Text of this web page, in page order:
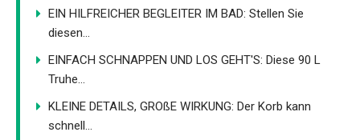
EIN HILFREICHER BEGLEITER IM BAD: Stellen Sie
diesen...
EINFACH SCHNAPPEN UND LOS GEHT'S: Diese 90 L
Truhe...
KLEINE DETAILS, GROßE WIRKUNG: Der Korb kann
schnell...